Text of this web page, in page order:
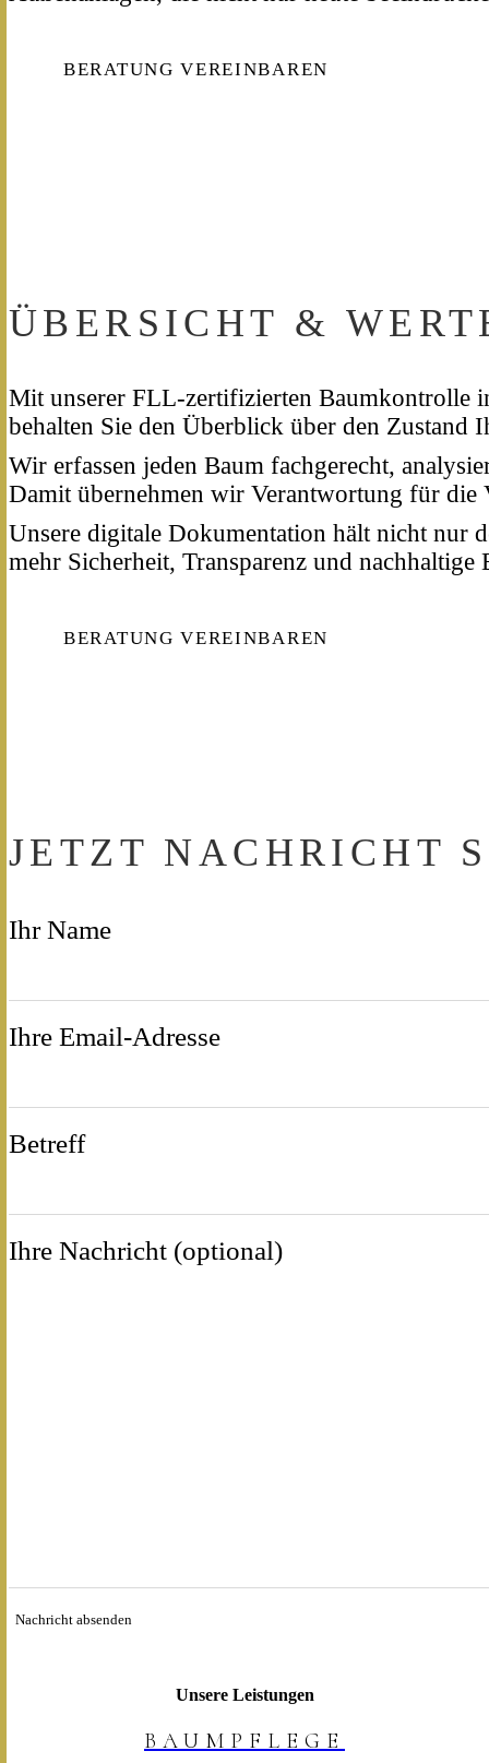
BERATUNG VEREINBAREN
ÜBERSICHT &
Mit unserer FLL-zertifizierten Baumkontrolle
behalten Sie den Überblick über den Zustand
Wir erfassen jeden Baum fachgerecht,
Damit übernehmen wir Verantwortung für
Unsere digitale Dokumentation hält nicht nur
mehr Sicherheit, Transparenz und
BERATUNG VEREINBAREN
JETZT NACHRICHT
Ihr Name
Ihre Email-Adresse
Betreff
Ihre Nachricht (optional)
Nachricht absenden
Unsere Leistungen
B A U M P F L E G E